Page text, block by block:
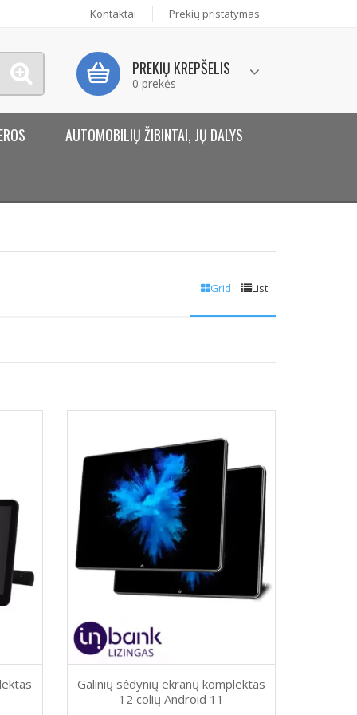
Kontaktai Prekių pristatymas
PREKIŲ KREPŠELIS
0 prekės
AUTOMOBILIŲ ŽIBINTAI, JŲ DALYS
Grid List
Galinių sėdynių ekranų komplektas
12 colių Android 11